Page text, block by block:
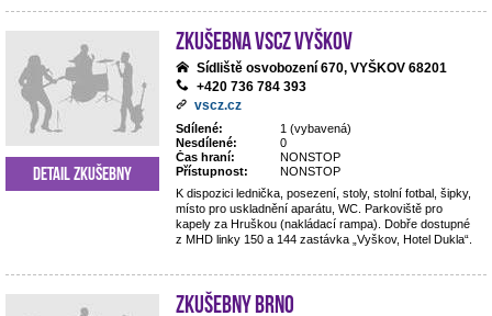
Zkušebna VSCZ Vyškov
Sídliště osvobození 670, VYŠKOV 68201
+420 736 784 393
vscz.cz
Sdílené:
1 (vybavená)
Nesdílené:
0
Čas hraní:
NONSTOP
Přístupnost:
NONSTOP
K dispozici lednička, posezení, stoly, stolní fotbal, šipky,
místo pro uskladnění aparátu, WC. Parkoviště pro
kapely za Hruškou (nakládací rampa). Dobře dostupné
z MHD linky 150 a 144 zastávka „Vyškov, Hotel Dukla“.
Detail zkušebny
Zkušebny Brno